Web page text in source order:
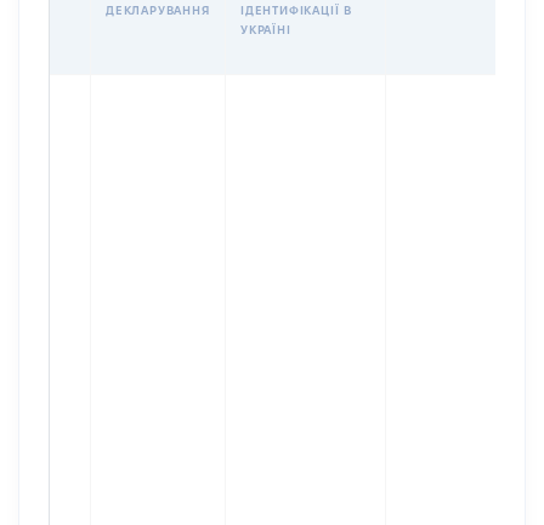
ДЕКЛАРУВАННЯ
ІДЕНТИФІКАЦІЇ В
УКРАЇНІ